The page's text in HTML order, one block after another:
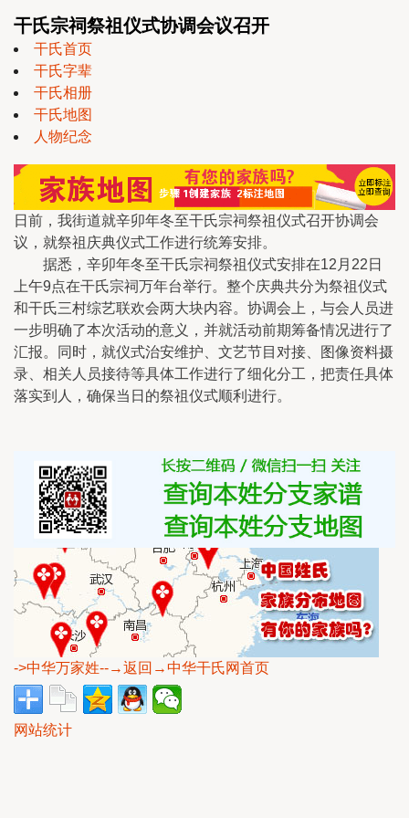
干氏宗祠祭祖仪式协调会议召开
干氏首页
干氏字辈
干氏相册
干氏地图
人物纪念
日前，我街道就辛卯年冬至干氏宗祠祭祖仪式召开协调会
议，就祭祖庆典仪式工作进行统筹安排。
据悉，辛卯年冬至干氏宗祠祭祖仪式安排在12月22日
上午9点在干氏宗祠万年台举行。整个庆典共分为祭祖仪式
和干氏三村综艺联欢会两大块内容。协调会上，与会人员进
一步明确了本次活动的意义，并就活动前期筹备情况进行了
汇报。同时，就仪式治安维护、文艺节目对接、图像资料摄
录、相关人员接待等具体工作进行了细化分工，把责任具体
落实到人，确保当日的祭祖仪式顺利进行。
->中华万家姓--→返回→中华干氏网首页
网站统计